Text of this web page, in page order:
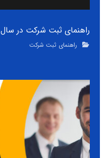
راهنمای ثبت شرکت در سال ۱۴۰۲
راهنمای ثبت شرکت